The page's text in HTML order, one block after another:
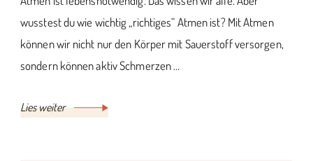
wusstest du wie wichtig „richtiges“ Atmen ist? Mit Atmen
können wir nicht nur den Körper mit Sauerstoff versorgen,
sondern können aktiv Schmerzen …
Lies weiter